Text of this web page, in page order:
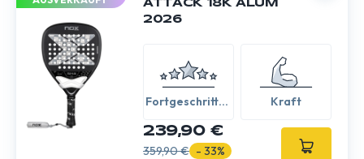
ATTACK 18K ALUM
2026
Fortgeschritten
Kraft
239,90 €
359,90 € - 33%